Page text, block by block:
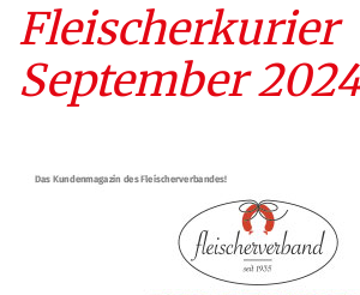
Fleischerkurier
September